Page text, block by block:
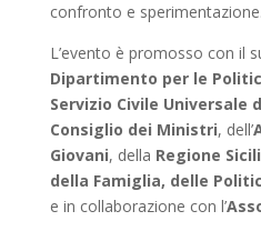
confronto e sperimentazione.
L’evento è promosso con il
Dipartimento per le
Servizio Civile Universale
Consiglio dei Ministri, dell’
Giovani, della Regione
della Famiglia, delle
e in collaborazione con l’